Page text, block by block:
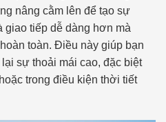
nâng cằm lên để tạo sự
giao tiếp dễ dàng hơn mà
toàn. Điều này giúp bạn
sự thoải mái cao, đặc biệt
trong điều kiện thời tiết